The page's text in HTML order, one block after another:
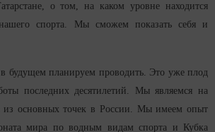
о том, на каком уровне находится
нашего спорта. Мы сможем показать себя и
будущем планируем проводить. Это уже плод
последних десятилетий. Мы являемся на
из основных точек в России. Мы имеем опыт
мира по водным видам спорта и Кубка